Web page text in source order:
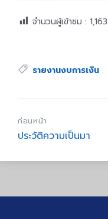
จำนวนผู้เข้าชม : 1,163
Tags:
รายงานงบการเงิน
ก่อนหน้า
ประวัติความเป็นมา